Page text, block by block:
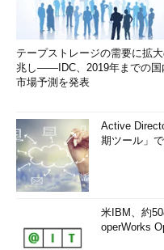
ョン事業本部（旧セーフ
の企業向けセキュリィテ
ウェア・セキュリィティ・
やデータベースなどの機密
は、日本国内のICカード（
ドなど）を中心とした金融
サービス、エンタープライ
ロジェクト、オンラインバ
事。リージョナルセールス
イやベトナムなどアジア諸
た経験がある。ジェムアル
テープストレージの需要に拡
兆し――IDC、2019年までの国
市場予測を発表
Active
期ツール」
米IBM、約
operWorks